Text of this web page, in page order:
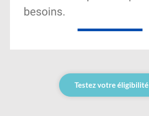
Testez votre éligibilité